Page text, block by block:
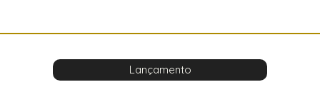
Lançamento